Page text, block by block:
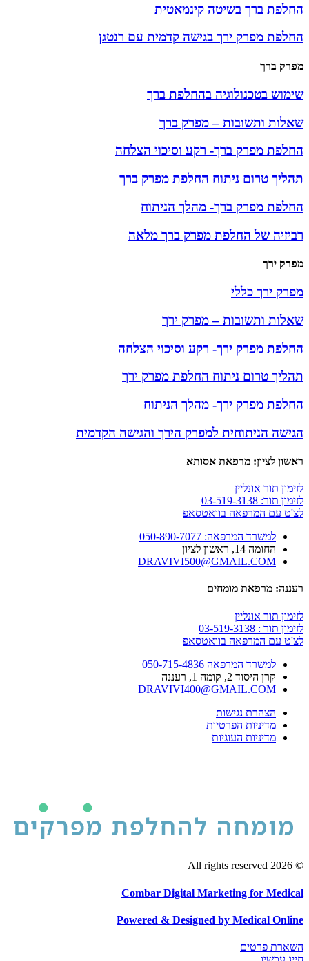
החלפת ברך בשיטה קינמאטית
החלפת מפרק ירך בגישה קדמית עם רנטגן
מפרק ברך
שימוש בטכנולוגיה בהחלפת ברך
שאלות ותשובות – מפרק ברך
החלפת מפרק ברך- רקע וסיכוי הצלחה
תהליך טרום ניתוח החלפת מפרק ברך
החלפת מפרק ברך- מהלך הניתוח
רביזיה של החלפת מפרק ברך מלאה
מפרק ירך
מפרק ירך כללי
שאלות ותשובות – מפרק ירך
החלפת מפרק ירך- רקע וסיכוי הצלחה
תהליך טרום ניתוח החלפת מפרק ירך
החלפת מפרק ירך- מהלך הניתוח
הגישה הניתוחית למפרק הירך והגישה הקדמית
ראשון לציון: מרפאת אסותא
לזימון תור אונליין
לזימון תור: 03-519-3138
לצ'ט עם המרפאה בוואטסאפ
למשרד המרפאה: 050-890-7077
החומה 14, ראשון לציון
DRAVIVI500@GMAIL.COM
רעננה: מרפאת מומחים​
לזימון תור אונליין
לזימון תור : 03-519-3138
לצ'ט עם המרפאה בוואטסאפ
למשרד המרפאה 050-715-4836
קרן היסוד 2, קומה 1, רעננה
DRAVIVI400@GMAIL.COM
הצהרת נגישות
מדיניות הפרטיות
מדיניות העוגיות
© 2026 All rights reserved
Combar Digital Marketing for Medical
Powered & Designed by Medical Online
השארת פרטים